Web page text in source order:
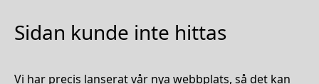
Sidan kunde inte hittas
Vi har precis lanserat vår nya webbplats, så det kan